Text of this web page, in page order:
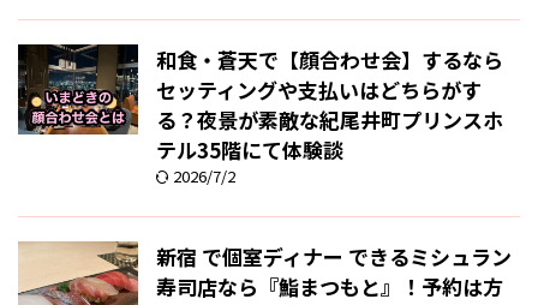
和食・蒼天で【顔合わせ会】するなら
セッティングや支払いはどちらがす
る？夜景が素敵な紀尾井町プリンスホ
テル35階にて体験談
2026/7/2
新宿 で個室ディナー できるミシュラン
寿司店なら『鮨まつもと』！予約は方